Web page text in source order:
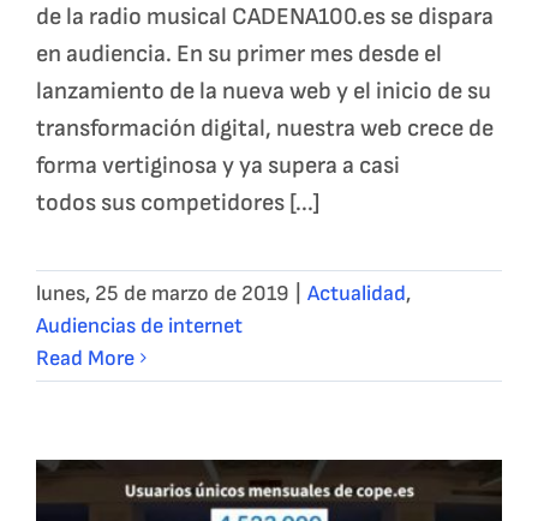
de la radio musical CADENA100.es se dispara
en audiencia. En su primer mes desde el
lanzamiento de la nueva web y el inicio de su
transformación digital, nuestra web crece de
forma vertiginosa y ya supera a casi
todos sus competidores [...]
lunes, 25 de marzo de 2019 Actualidad,
Audiencias de internet
Read More